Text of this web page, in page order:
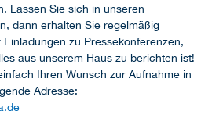
Lassen Sie sich in unseren
dann erhalten Sie regelmäßig
zu Pressekonferenzen,
aus unserem Haus zu berichten ist!
Ihren Wunsch zur Aufnahme in
Adresse: